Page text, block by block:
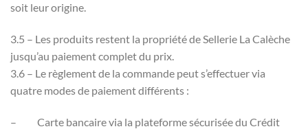
soit leur origine.
3.5 – Les produits restent la propriété de Sellerie La Calèche
jusqu’au paiement complet du prix.
3.6 – Le règlement de la commande peut s’effectuer via
quatre modes de paiement différents :
– Carte bancaire via la plateforme sécurisée du Crédit